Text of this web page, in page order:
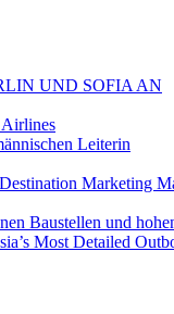
UND SOFIA AN
Airlines
Leiterin
Marketing
Baustellen und
Most Detailed